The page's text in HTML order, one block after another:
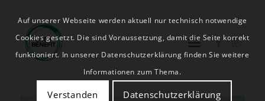
Auf unserer Webseite werden aktuell nur technisch notwendige
Cookies gesetzt. Die sind Voraussetzung, damit die Seite korrekt
funktioniert. In unserer Datenschutzerklärung finden Sie weitere
Informationen zum Thema.
Verstanden Datenschutzerklärung